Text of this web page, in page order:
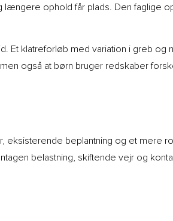
længere ophold får plads. Den faglige
Et klatreforløb med variation i greb og
også at børn bruger redskaber
beplantning og et mere
belastning, skiftende vejr og